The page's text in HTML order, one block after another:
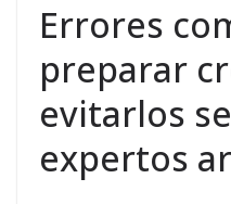
Errores
preparar
evitarlos
expertos